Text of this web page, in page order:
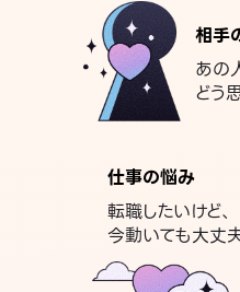
相手
あの
どう
仕事の悩み
転職したいけど、
今動いても大丈